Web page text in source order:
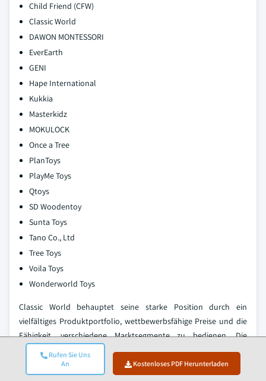
Rufen Sie Uns
An
Kostenloses PDF Herunterladen
Child Friend (CFW)
Classic World
DAWON MONTESSORI
EverEarth
GENI
Hape International
Kukkia
Masterkidz
MOKULOCK
Once a Tree
PlanToys
PlayMe Toys
Qtoys
SD Woodentoy
Sunta Toys
Tano Co., Ltd
Tree Toys
Voila Toys
Wonderworld Toys
Classic World behauptet seine starke Position durch ein
vielfältiges Produktportfolio, wettbewerbsfähige Preise und die
Fähigkeit, verschiedene Marktsegmente zu bedienen. Die
Expertise des Unternehmens in der Entwicklung und Herstellung
pädagogischer Spielzeuge macht es zur bevorzugten Wahl für
private und gewerbliche Käufer.